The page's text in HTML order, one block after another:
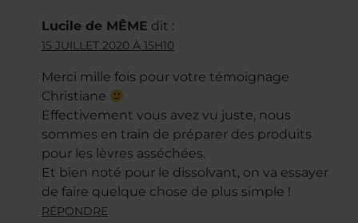
Lucile de MÊME dit :
15 JUILLET 2020 À 15H10
Merci mille fois pour votre témoignage
Christiane
Effectivement vous avez vu juste, nous
sommes en train de préparer des produits
pour les lèvres asséchées.
Et bien noté pour le dissolvant, on va essayer
de faire quelque chose de plus simple !
RÉPONDRE